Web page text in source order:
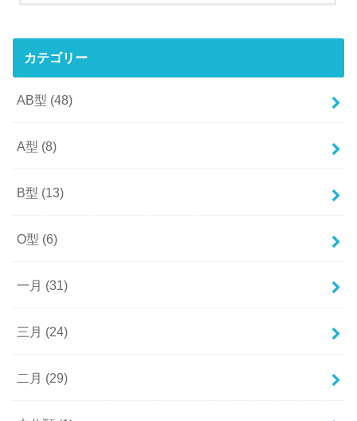
カテゴリー
AB型 (48)
A型 (8)
B型 (13)
O型 (6)
一月 (31)
三月 (24)
二月 (29)